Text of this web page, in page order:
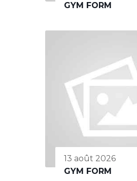
GYM FORM
13 août 2026
GYM FORM